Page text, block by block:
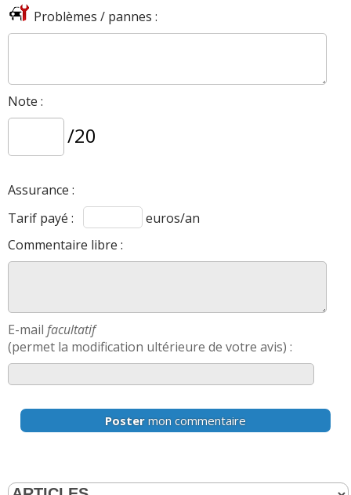
Problèmes / pannes :
Note :
/20
Assurance :
Tarif payé :
euros/an
Commentaire libre :
E-mail facultatif
(permet la modification ultérieure de votre avis) :
Poster mon commentaire